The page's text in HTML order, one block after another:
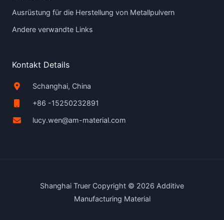
Ausrüstung für die Herstellung von Metallpulvern
Andere verwandte Links
Kontakt Details
Schanghai, China
+86 -15250232891
lucy.wen@am-material.com
Shanghai Truer Copyright © 2026 Additive
Manufacturing Material